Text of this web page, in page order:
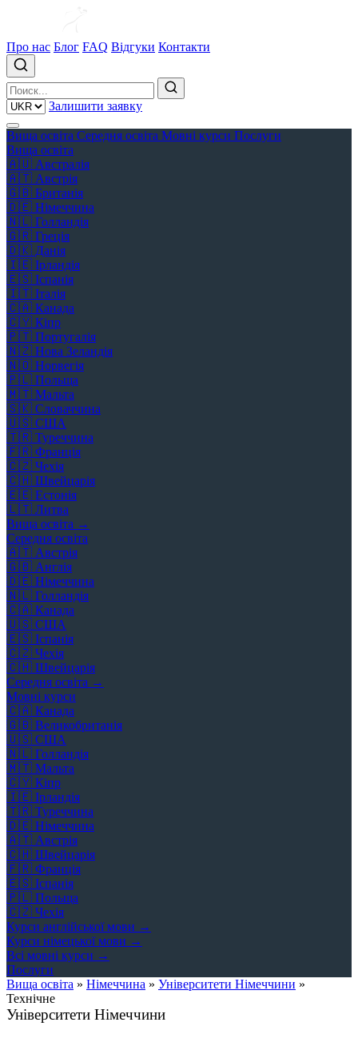
Про нас Блог FAQ Відгуки Контакти
Залишити заявку
Вища освіта Середня освіта Мовні курси Послуги
Вища освіта
🇦🇺 Австралія
🇦🇹 Австрія
🇬🇧 Британія
🇩🇪 Німеччина
🇳🇱 Голландія
🇬🇷 Греція
🇩🇰 Данія
🇮🇪 Ірландія
🇪🇸 Іспанія
🇮🇹 Італія
🇨🇦 Канада
🇨🇾 Кіпр
🇵🇹 Португалія
🇳🇿 Нова Зеландія
🇳🇴 Норвегія
🇵🇱 Польща
🇲🇹 Мальта
🇸🇰 Словаччина
🇺🇸 США
🇹🇷 Туреччина
🇫🇷 Франція
🇨🇿 Чехія
🇨🇭 Швейцарія
🇪🇪 Естонія
🇱🇹 Литва
Вища освіта →
Середня освіта
🇦🇹 Австрія
🇬🇧 Англія
🇩🇪 Німеччина
🇳🇱 Голландія
🇨🇦 Канада
🇺🇸 США
🇪🇸 Іспанія
🇨🇿 Чехія
🇨🇭 Швейцарія
Середня освіта →
Мовні курси
🇨🇦 Канада
🇬🇧 Великобританія
🇺🇸 США
🇳🇱 Голландія
🇲🇹 Мальта
🇨🇾 Кіпр
🇮🇪 Ірландія
🇹🇷 Туреччина
🇩🇪 Німеччина
🇦🇹 Австрія
🇨🇭 Швейцарія
🇫🇷 Франція
🇪🇸 Іспанія
🇵🇱 Польща
🇨🇿 Чехія
Курси англійської мови →
Курси німецької мови →
Всі мовні курси →
Послуги
Вища освіта » Німеччина » Університети Німеччини »
Технічне
Університети Німеччини